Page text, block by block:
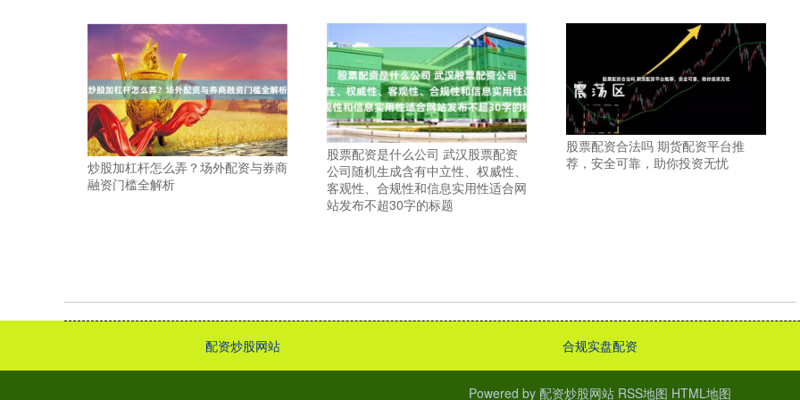
炒股加杠杆怎么弄？场外配资与券商
融资门槛全解析
股票配资是什么公司 武汉股票配资
公司随机生成含有中立性、权威性、
客观性、合规性和信息实用性适合网
站发布不超30字的标题
股票配资合法吗 期货配资平台推
荐，安全可靠，助你投资无忧
配资炒股网站 合规实盘配资
Powered by 配资炒股网站 RSS地图 HTML地图